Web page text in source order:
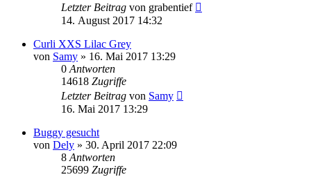
Letzter Beitrag von grabentief
14. August 2017 14:32
Curli XXS Lilac Grey
von Samy » 16. Mai 2017 13:29
0 Antworten
14618 Zugriffe
Letzter Beitrag von Samy
16. Mai 2017 13:29
Buggy gesucht
von Dely » 30. April 2017 22:09
8 Antworten
25699 Zugriffe